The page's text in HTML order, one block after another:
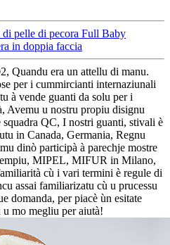
pelle di pecora Full Baby
in doppia faccia
Quandu era un attellu di manu.
per i cummircianti internaziunali
à vende guanti da solu per i
Avemu u nostru propiu disignu
squadra QC, I nostri guanti, stivali è
in Canada, Germania, Regnu
dinò participà à parechje mostre
MIPEL, MIFUR in Milano,
cù i vari termini è regule di
assai familiarizatu cù u prucessu
domanda, per piacè ùn esitate
mo megliu per aiutà!